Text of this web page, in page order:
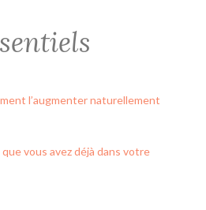
l’augmenter naturellement
vous avez déjà dans votre